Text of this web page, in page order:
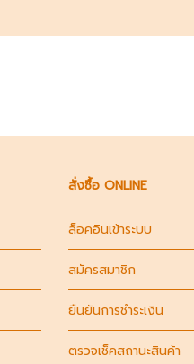
สั่งซื้อ ONLINE
ล็อคอินเข้าระบบ
สมัครสมาชิก
ยืนยันการชำระเงิน
ตรวจเช็คสถานะสินค้า